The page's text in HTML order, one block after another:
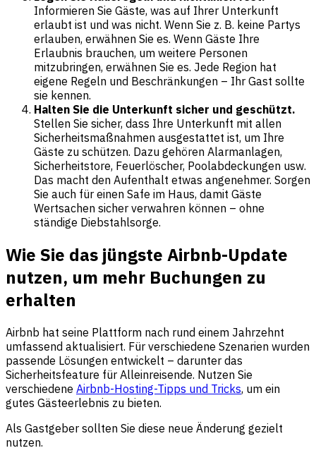
Informieren Sie Gäste, was auf Ihrer Unterkunft
erlaubt ist und was nicht. Wenn Sie z. B. keine Partys
erlauben, erwähnen Sie es. Wenn Gäste Ihre
Erlaubnis brauchen, um weitere Personen
mitzubringen, erwähnen Sie es. Jede Region hat
eigene Regeln und Beschränkungen – Ihr Gast sollte
sie kennen.
Halten Sie die Unterkunft sicher und geschützt.
Stellen Sie sicher, dass Ihre Unterkunft mit allen
Sicherheitsmaßnahmen ausgestattet ist, um Ihre
Gäste zu schützen. Dazu gehören Alarmanlagen,
Sicherheitstore, Feuerlöscher, Poolabdeckungen usw.
Das macht den Aufenthalt etwas angenehmer. Sorgen
Sie auch für einen Safe im Haus, damit Gäste
Wertsachen sicher verwahren können – ohne
ständige Diebstahlsorge.
Wie Sie das jüngste Airbnb-Update
nutzen, um mehr Buchungen zu
erhalten
Airbnb hat seine Plattform nach rund einem Jahrzehnt
umfassend aktualisiert. Für verschiedene Szenarien wurden
passende Lösungen entwickelt – darunter das
Sicherheitsfeature für Alleinreisende. Nutzen Sie
verschiedene Airbnb-Hosting-Tipps und Tricks, um ein
gutes Gästeerlebnis zu bieten.
Als Gastgeber sollten Sie diese neue Änderung gezielt
nutzen.